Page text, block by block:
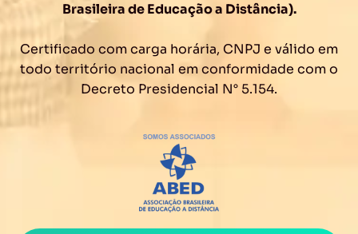
Brasileira de Educação a Distância).
Certificado com carga horária, CNPJ e válido em
todo território nacional em conformidade com o
Decreto Presidencial N° 5.154.